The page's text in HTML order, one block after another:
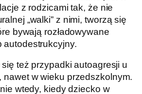
z rodzicami tak, że nie
„walki” z nimi, tworzą się
bywają rozładowywane
autodestrukcyjny.
też przypadki autoagresji u
nawet w wieku przedszkolnym.
wtedy, kiedy dziecko w